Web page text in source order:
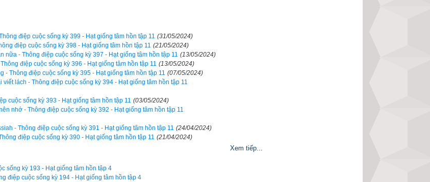
Phong
phần mềm lịch vạn niên số 1 hiện nay. Phiên bản lịch vạn niên 2023
những giao diện đẹp, dễ sử dụng mà còn luận giải chính xác và chi tiết
dàng lựa chọn được ngày tốt, giờ đẹp để khởi sự công việc. Hãy thử một lần
so với các phần mềm lịch vạn sự khác.
đẹp
cần xem
điệp cuộc sống kỳ 399 - Hạt giống tâm hồn tập 11 (31/05/2024)
điệp cuộc sống kỳ 398 - Hạt giống tâm hồn tập 11 (21/05/2024)
nữa - Thông điệp cuộc sống kỳ 397 - Hạt giống tâm hồn tập 11 (13/05/2024)
điệp cuộc sống kỳ 396 - Hạt giống tâm hồn tập 11 (13/05/2024)
- Thông điệp cuộc sống kỳ 395 - Hạt giống tâm hồn tập 11 (07/05/2024)
lách - Thông điệp cuộc sống kỳ 394 - Hạt giống tâm hồn tập 11
cuộc sống kỳ 393 - Hạt giống tâm hồn tập 11 (03/05/2024)
nhớ - Thông điệp cuộc sống kỳ 392 - Hạt giống tâm hồn tập 11
- Thông điệp cuộc sống kỳ 391 - Hạt giống tâm hồn tập 11 (24/04/2024)
điệp cuộc sống kỳ 390 - Hạt giống tâm hồn tập 11 (21/04/2024)
Xem tiếp...
sống kỳ 193 - Hạt giống tâm hồn tập 4
điệp cuộc sống kỳ 194 - Hạt giống tâm hồn tập 4